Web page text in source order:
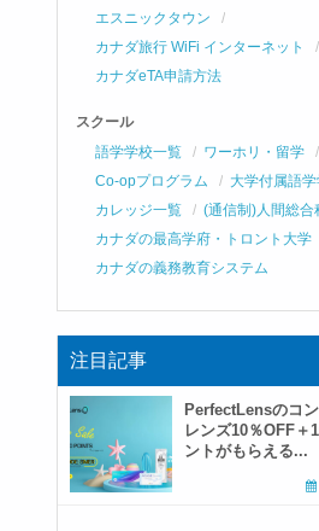
エスニックタウン
カナダ旅行 WiFi インターネット
カナダeTA申請方法
スクール
語学学校一覧
ワーホリ・留学
Co-opプログラム
大学付属語
カレッジ一覧
(通信制)人間総合
カナダの最高学府・トロント大学
カナダの義務教育システム
注目記事
PerfectLensのコ
レンズ10％OFF＋
ントがもらえる...